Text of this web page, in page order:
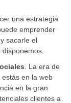
una estrategia
emprender
sacarle el
. La era de
en la web
en la gran
clientes a